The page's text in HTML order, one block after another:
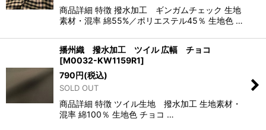
絞り込む
商品詳細 特徴 撥水加工 ギンガムチェック 生地
素材・混率 綿55%／ポリエステル45％ 生地色 …
播州織 撥水加工 ツイル 広幅 チョコ
[M0032-KW1159R1]
790円(税込)
SOLD OUT
商品詳細 特徴 ツイル生地 撥水加工 生地素材・
混率 綿100％ 生地色 チョコ …